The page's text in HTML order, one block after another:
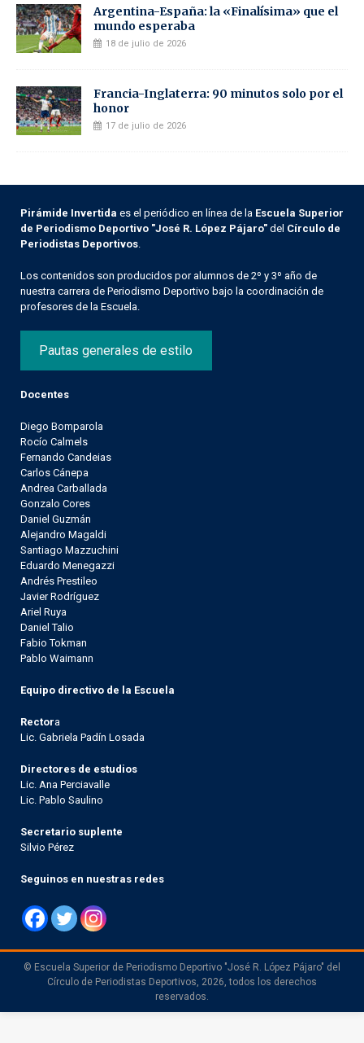
Argentina-España: la «Finalísima» que el
mundo esperaba
18 de julio de 2026
Francia-Inglaterra: 90 minutos solo por el
honor
17 de julio de 2026
Pirámide Invertida es el periódico en línea de la Escuela Superior
de Periodismo Deportivo "José R. López Pájaro" del Círculo de
Periodistas Deportivos
Los contenidos son producidos por alumnos de 2º y 3º año de
nuestra carrera de Periodismo Deportivo bajo la coordinación de
profesores de la Escuela.
Pautas generales de estilo
Docentes
Diego Bomparola
Rocío Calmels
Fernando Candeias
Carlos Cánepa
Andrea Carballada
Gonzalo Cores
Daniel Guzmán
Alejandro Magaldi
Santiago Mazzuchini
Eduardo Menegazzi
Andrés Prestileo
Javier Rodríguez
Ariel Ruya
Daniel Talio
Fabio Tokman
Pablo Waimann
Equipo directivo de la Escuela
Rectora
Lic. Gabriela Padín Losada
Directores de estudios
Lic. Ana Perciavalle
Lic. Pablo Saulino
Secretario suplente
Silvio Pérez
Seguinos en nuestras redes
© Escuela Superior de Periodismo Deportivo "José R. López Pájaro" del
Círculo de Periodistas Deportivos, 2026, todos los derechos
reservados.